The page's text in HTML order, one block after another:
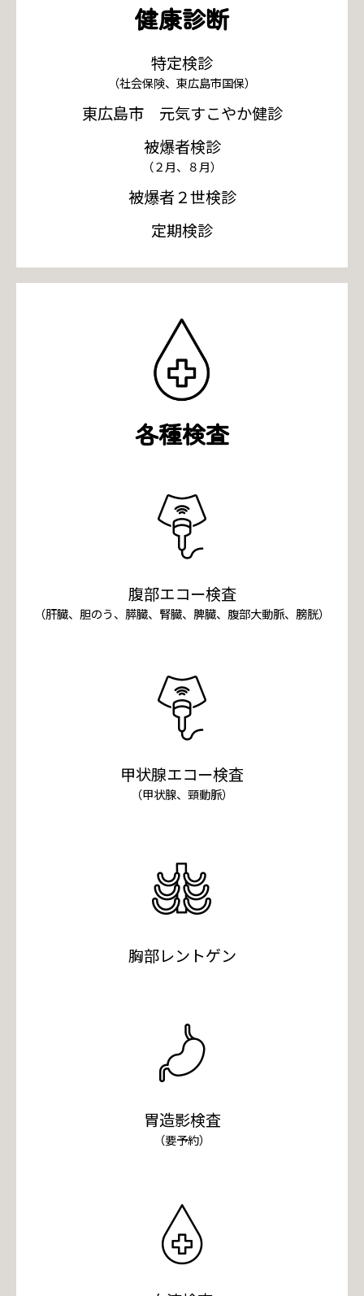
健康診断
特定検診
（社会保険、東広島市国保）
東広島市 元気すこやか健診
被爆者検診
（２月、８月）
被爆者２世検診
定期検診
各種検査
腹部エコー検査
（肝臓、胆のう、膵臓、腎臓、脾臓、腹部大動脈、膀胱）
甲状腺エコー検査
（甲状腺、頸動脈）
胸部レントゲン
胃造影検査
（要予約）